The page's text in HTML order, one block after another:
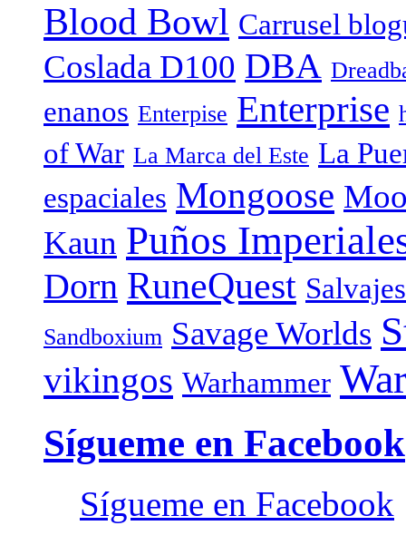
Blood Bowl Carrusel
Coslada D100 DBA
enanos Enterpise Enterprise
of War La Marca del Este La
espaciales Mongoose
Kaun Puños
Dorn RuneQuest
Sandboxium Savage Worlds
vikingos Warhammer
Sígueme en Facebook
Sígueme en Facebook